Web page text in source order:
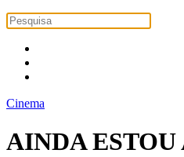
Cinema
AINDA ESTOU